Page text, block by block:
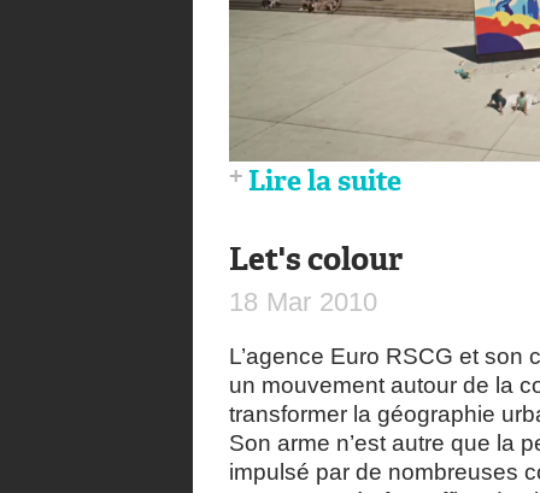
Lire la suite
Let's colour
18 Mar 2010
L’agence Euro RSCG et son
un mouvement autour de la
transformer la géographie
Son arme n’est autre que la
impulsé par de nombreuses